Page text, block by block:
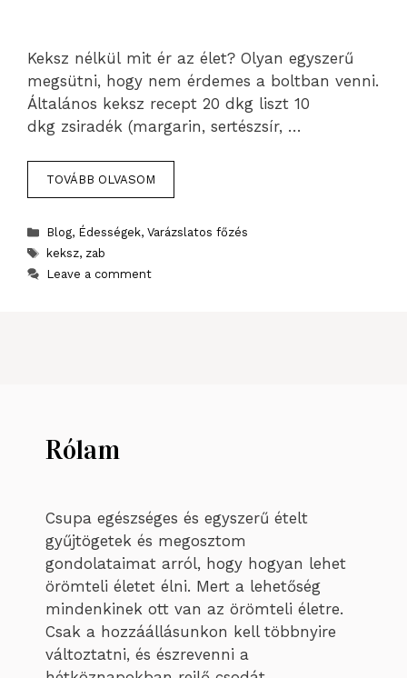
Keksz nélkül mit ér az élet? Olyan egyszerű
megsütni, hogy nem érdemes a boltban venni.
Általános keksz recept 20 dkg liszt 10
dkg zsiradék (margarin, sertészsír, …
TOVÁBB OLVASOM
Categories
Blog, Édességek, Varázslatos főzés
Tags
keksz, zab
Leave a comment
Rólam
Csupa egészséges és egyszerű ételt
gyűjtögetek és megosztom
gondolataimat arról, hogy hogyan lehet
örömteli életet élni. Mert a lehetőség
mindenkinek ott van az örömteli életre.
Csak a hozzáállásunkon kell többnyire
változtatni, és észrevenni a